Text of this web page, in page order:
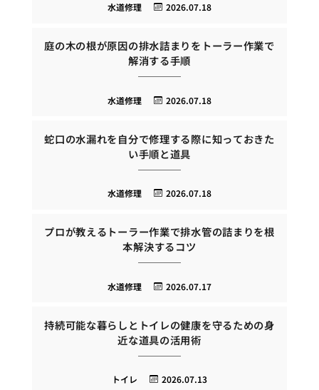
2026.07.18
水道修理
庭の木の根が原因の排水詰まりをトーラー作業で
解消する手順
2026.07.18
水道修理
蛇口の水漏れを自分で修理する際に知っておきた
い手順と道具
2026.07.18
水道修理
プロが教えるトーラー作業で排水管の詰まりを根
本解決するコツ
2026.07.17
水道修理
持続可能な暮らしとトイレの健康を守るための身
近な道具の活用術
2026.07.13
トイレ